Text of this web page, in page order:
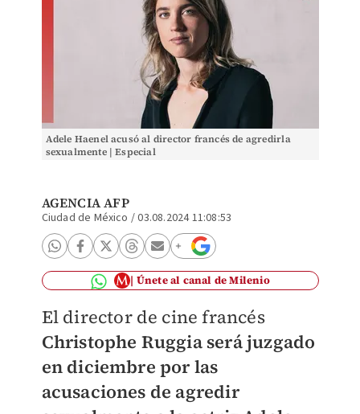
Adele Haenel acusó al director francés de agredirla
sexualmente | Especial
AGENCIA AFP
Ciudad de México /03.08.2024 11:08:53
Únete al canal de Milenio
El director de cine francés
Christophe Ruggia será juzgado
en diciembre por las
acusaciones de agredir